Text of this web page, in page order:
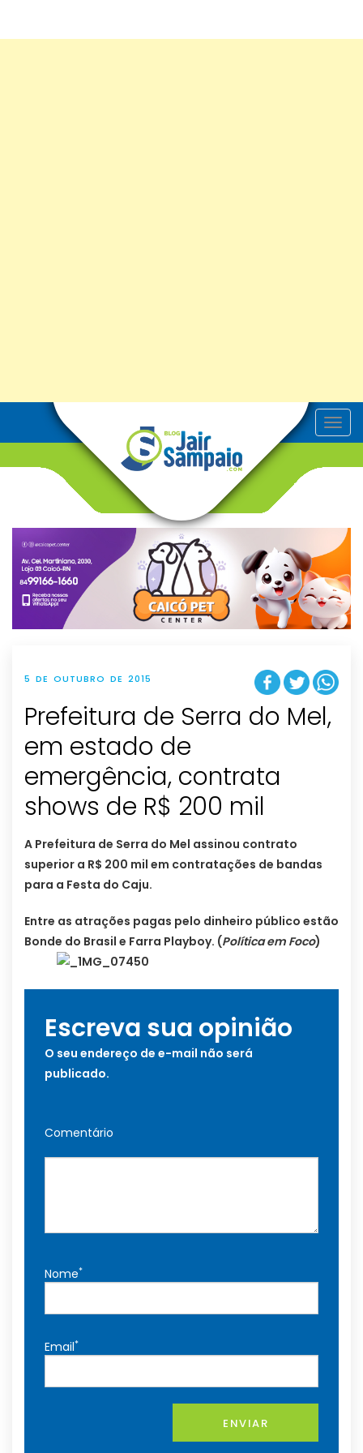
T
o
v
g
t
i
o
n
5 DE OUTUBRO DE 2015
Prefeitura de Serra do Mel,
em estado de
emergência, contrata
shows de R$ 200 mil
A Prefeitura de Serra do Mel assinou contrato
superior a R$ 200 mil em contratações de bandas
para a Festa do Caju.
Entre as atrações pagas pelo dinheiro público estão
Bonde do Brasil e Farra Playboy. (Política em Foco)
Escreva sua opinião
O seu endereço de e-mail não será
publicado.
Comentário
Nome*
Email*
ENVIAR